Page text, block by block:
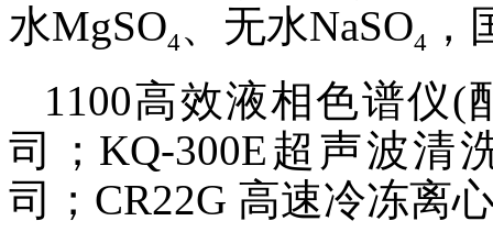
水MgSO4、无水NaSO4
1100高效液相色谱仪(
司；KQ-300E超声波清
司；CR22G 高速冷冻离